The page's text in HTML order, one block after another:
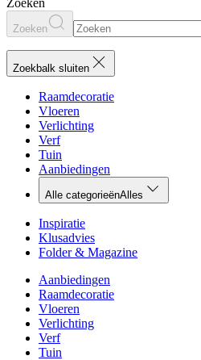
Zoeken
Zoeken
Zoekbalk sluiten
Raamdecoratie
Vloeren
Verlichting
Verf
Tuin
Aanbiedingen
Alle categorieënAlles
Inspiratie
Klusadvies
Folder & Magazine
Aanbiedingen
Raamdecoratie
Vloeren
Verlichting
Verf
Tuin